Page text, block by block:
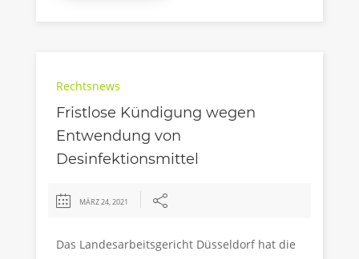
Rechtsnews
Fristlose Kündigung wegen
Entwendung von
Desinfektionsmittel
MÄRZ 24, 2021
Das Landesarbeitsgericht Düsseldorf hat die